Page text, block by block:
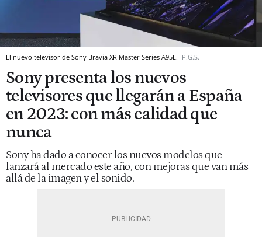
El nuevo televisor de Sony Bravia XR Master Series A95L. P.G.S.
Sony presenta los nuevos
televisores que llegarán a España
en 2023: con más calidad que
nunca
Sony ha dado a conocer los nuevos modelos que
lanzará al mercado este año, con mejoras que van más
allá de la imagen y el sonido.